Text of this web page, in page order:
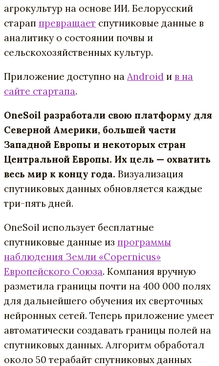
агрокультур на основе ИИ. Белорусский
старап превращает спутниковые данные в
аналитику о состоянии почвы и
сельскохозяйственных культур.
Приложение доступно на Android и в на
сайте стартапа.
OneSoil разработали свою платформу для
Северной Америки, большей части
Западной Европы и некоторых стран
Центральной Европы. Их цель — охватить
весь мир к концу года. Визуализация
спутниковых данных обновляется каждые
три-пять дней.
OneSoil использует бесплатные
спутниковые данные из программы
наблюдения Земли «Copernicus»
Европейского Союза. Компания вручную
разметила границы почти на 400 000 полях
для дальнейшего обучения их сверточных
нейронных сетей. Теперь приложение умеет
автоматически создавать границы полей на
спутниковых данных. Алгоритм обработал
около 50 терабайт спутниковых данных